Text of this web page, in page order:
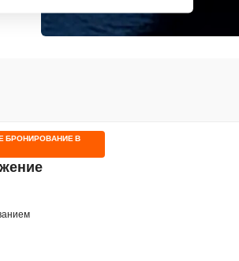
БРОНИРОВАНИЕ В